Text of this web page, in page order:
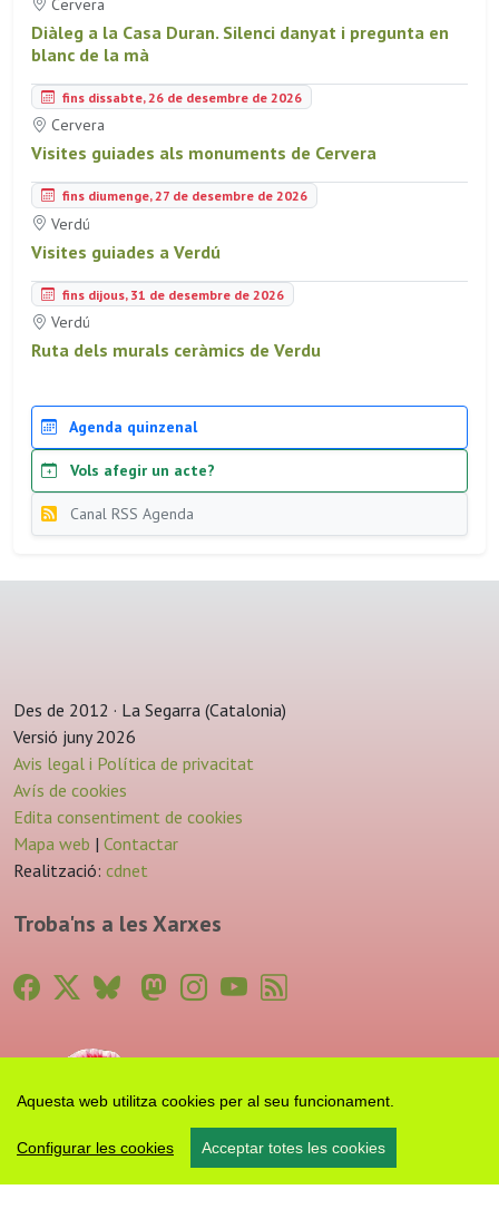
Aquesta web utilitza cookies per al seu funcionament.
Configurar les cookies Acceptar totes les cookies
Diàleg a la Casa Duran. Silenci danyat i pregunta en
blanc de la mà
fins dissabte, 26 de desembre de 2026
Cervera
Visites guiades als monuments de Cervera
fins diumenge, 27 de desembre de 2026
Verdú
Visites guiades a Verdú
fins dijous, 31 de desembre de 2026
Verdú
Ruta dels murals ceràmics de Verdu
Agenda quinzenal
Vols afegir un acte?
Canal RSS Agenda
Des de 2012 · La Segarra (Catalonia)
Versió juny 2026
Avis legal i Política de privacitat
Avís de cookies
Edita consentiment de cookies
Mapa web | Contactar
Realització: cdnet
Troba'ns a les Xarxes